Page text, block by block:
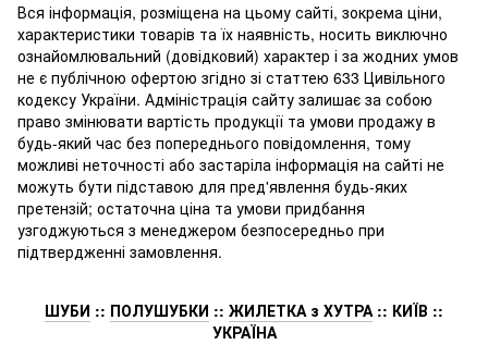
Вся інформація, розміщена на цьому сайті, зокрема ціни,
характеристики товарів та їх наявність, носить виключно
ознайомлювальний (довідковий) характер і за жодних умов
не є публічною офертою згідно зі статтею 633 Цивільного
кодексу України. Адміністрація сайту залишає за собою
право змінювати вартість продукції та умови продажу в
будь-який час без попереднього повідомлення, тому
можливі неточності або застаріла інформація на сайті не
можуть бути підставою для пред'явлення будь-яких
претензій; остаточна ціна та умови придбання
узгоджуються з менеджером безпосередньо при
підтвердженні замовлення.
ШУБИ :: ПОЛУШУБКИ :: ЖИЛЕТКА з ХУТРА:: КИЇВ ::
УКРАЇНА